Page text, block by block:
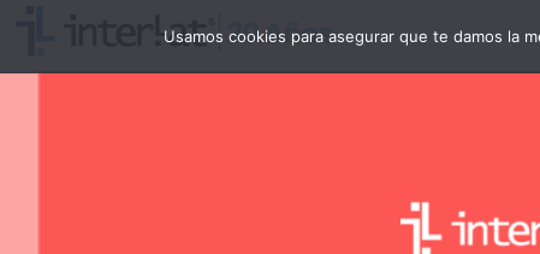
Usamos cookies para asegurar que te damos la